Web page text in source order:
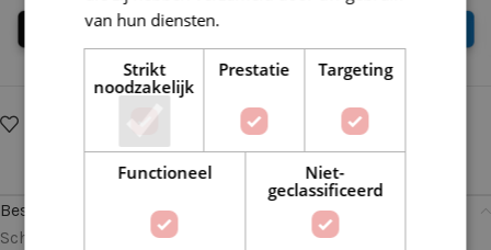
Op verlanglijstje Delen:
Beschrijving
Scheepjes Terrazzo is een volledig gerecyclede wol-
van hun diensten.
Strikt
noodzakelijk
Prestatie Targeting
Functioneel
Niet-
geclassificeerd